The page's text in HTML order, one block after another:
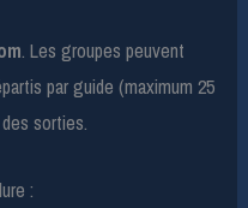
. Les groupes peuvent
par guide (maximum 25
sorties.
: